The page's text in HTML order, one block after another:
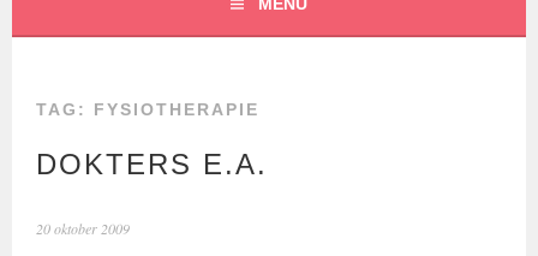
TAG: FYSIOTHERAPIE
DOKTERS E.A.
20 oktober 2009